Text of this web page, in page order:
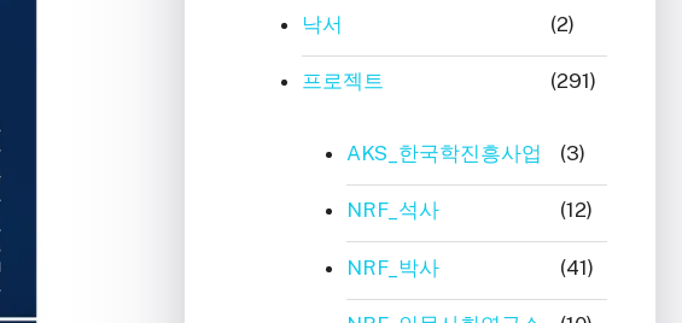
낙서 (2)
프로젝트 (291)
AKS_한국학진흥사업 (3)
NRF_석사 (12)
NRF_박사 (41)